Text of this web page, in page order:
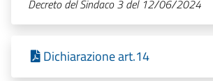
Decreto del Sindaco 3 del 12/06/2024
Dichiarazione art.14